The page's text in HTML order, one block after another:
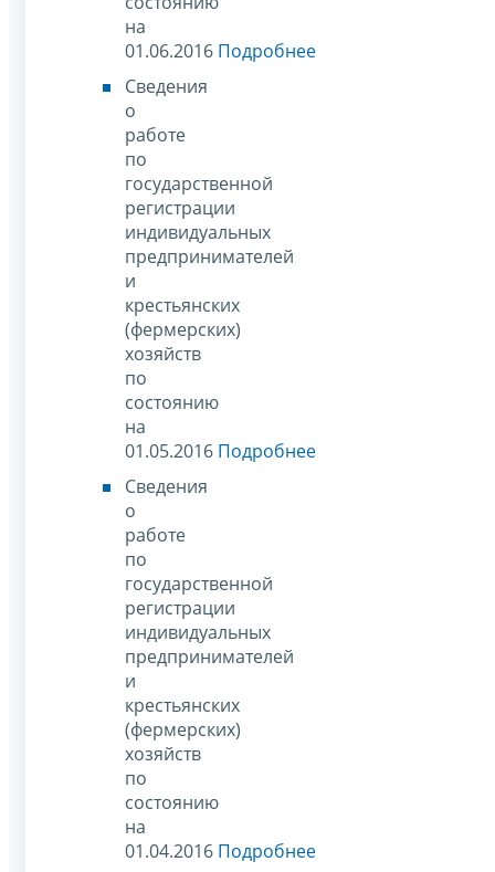
на
01.06.2016 Подробнее
Сведения
о
работе
по
государственной
регистрации
индивидуальных
предпринимателей
и
крестьянских
(фермерских)
хозяйств
по
состоянию
на
01.05.2016 Подробнее
Сведения
о
работе
по
государственной
регистрации
индивидуальных
предпринимателей
и
крестьянских
(фермерских)
хозяйств
по
состоянию
на
01.04.2016 Подробнее